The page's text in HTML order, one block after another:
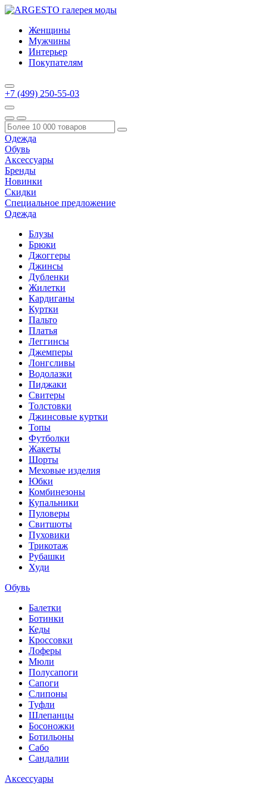
Женщины
Мужчины
Интерьер
Покупателям
+7 (499) 250-55-03
Одежда
Обувь
Аксессуары
Бренды
Новинки
Скидки
Специальное предложение
Одежда
Блузы
Брюки
Джоггеры
Джинсы
Дубленки
Жилетки
Кардиганы
Куртки
Пальто
Платья
Леггинсы
Джемперы
Лонгсливы
Водолазки
Пиджаки
Свитеры
Толстовки
Джинсовые куртки
Топы
Футболки
Жакеты
Шорты
Меховые изделия
Юбки
Комбинезоны
Купальники
Пуловеры
Свитшоты
Пуховики
Трикотаж
Рубашки
Худи
Обувь
Балетки
Ботинки
Кеды
Кроссовки
Лоферы
Мюли
Полусапоги
Сапоги
Слипоны
Туфли
Шлепанцы
Босоножки
Ботильоны
Сабо
Сандалии
Аксессуары